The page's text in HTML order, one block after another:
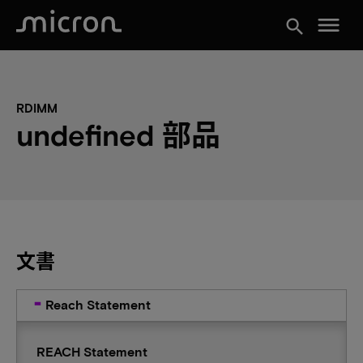
search menu
RDIMM
undefined 部品
文書
Reach Statement
REACH Statement